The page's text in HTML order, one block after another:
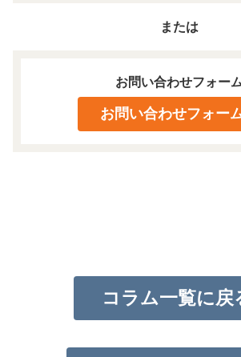
または
お問い合わせフォー
お問い合わせフォー
コラム一覧に戻